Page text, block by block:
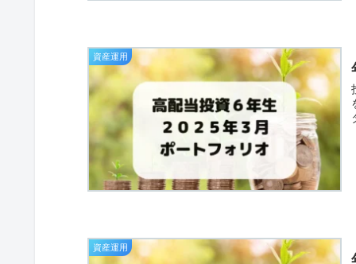
資産運用
資産運用